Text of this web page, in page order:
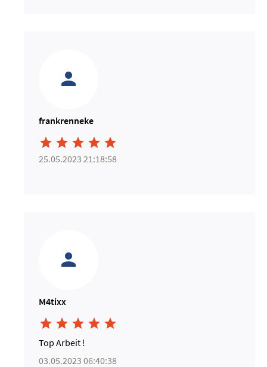
frankrenneke
    
25.05.2023 21:18:58
M4tixx
    
Top Arbeit !
03.05.2023 06:40:38